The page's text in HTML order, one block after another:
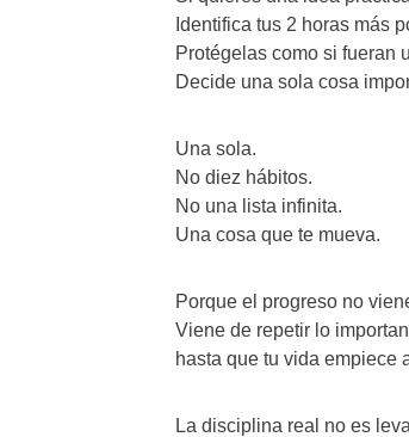
Identifica tus 2 horas más
Protégelas como si fueran
Decide una sola cosa
Una sola.
No diez hábitos.
No una lista infinita.
Una cosa que te mueva.
Porque el progreso no
Viene de repetir lo
hasta que tu vida empiece
La disciplina real no es